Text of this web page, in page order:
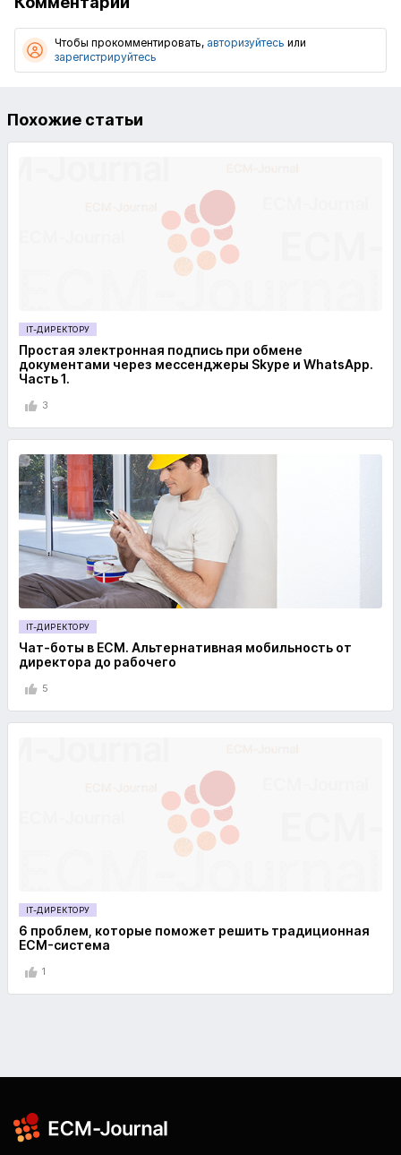
Чтобы прокомментировать, авторизуйтесь или
зарегистрируйтесь
Похожие статьи
IT-ДИРЕКТОРУ
Простая электронная подпись при обмене
документами через мессенджеры Skype и WhatsApp.
Часть 1.
3
IT-ДИРЕКТОРУ
Чат-боты в ECM. Альтернативная мобильность от
директора до рабочего
5
IT-ДИРЕКТОРУ
6 проблем, которые поможет решить традиционная
ECM-система
1